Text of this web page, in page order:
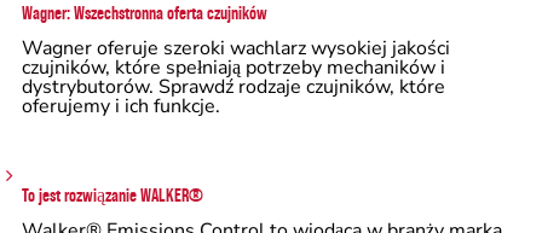
Wagner: Wszechstronna oferta czujników
Wagner oferuje szeroki wachlarz wysokiej jakości
czujników, które spełniają potrzeby mechaników i
dystrybutorów. Sprawdź rodzaje czujników, które
oferujemy i ich funkcje.
To jest rozwiązanie WALKER®